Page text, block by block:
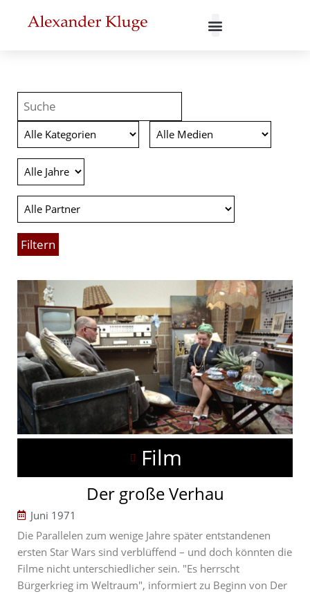
Film
Der große Verhau
Juni 1971
Die Parallelen zum wenige Jahre später entstandenen
ersten Star Wars sind verblüffend – und doch könnten die
Filme nicht unterschiedlicher sein. "Es herrscht
Bürgerkrieg im Weltraum", informiert zu Beginn von Der